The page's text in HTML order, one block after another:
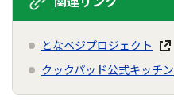
となベジプロジェクト
クックパッド公式キッチン